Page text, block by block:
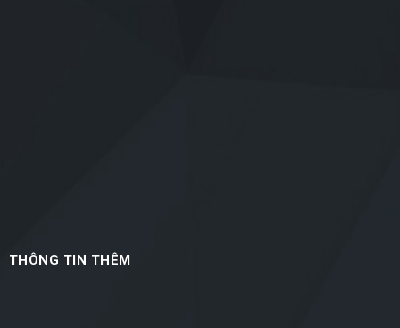
THÔNG TIN THÊM